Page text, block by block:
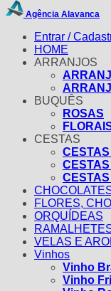
Agência Alavanca
Entrar /
HOME
ARRANJOS
BUQUÊS
ROSAS
CESTAS
FLORES,
ORQUÍDEAS
VELAS E
Vinhos
Vinho
Vinho